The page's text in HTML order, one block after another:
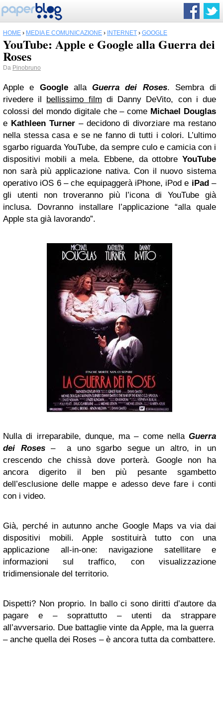
HOME › MEDIA E COMUNICAZIONE › INTERNET › GOOGLE
YouTube: Apple e Google alla Guerra dei
Roses
Da Pinobruno
Apple e Googlealla Guerra dei Roses. Sembra di
rivedere il bellissimo film di Danny DeVito, con i due
colossi del mondo digitale che – come Michael Douglas
e Kathleen Turner– decidono di divorziare ma restano
nella stessa casa e se ne fanno di tutti i colori. L’ultimo
sgarbo riguarda YouTube, da sempre culo e camicia con i
dispositivi mobili a mela. Ebbene, da ottobre YouTube
non sarà più applicazione nativa. Con il nuovo sistema
operativo iOS 6 – che equipaggerà iPhone, iPod e iPad–
gli utenti non troveranno più l’icona di YouTube già
inclusa. Dovranno installare l’applicazione “alla quale
Apple sta già lavorando”.
Nulla di irreparabile, dunque, ma – come nella Guerra
dei Roses– a uno sgarbo segue un altro, in un
crescendo che chissà dove porterà. Google non ha
ancora digerito il ben più pesante sgambetto
dell’esclusione delle mappe e adesso deve fare i conti
con i video.
Già, perché in autunno anche Google Maps va via dai
dispositivi mobili. Apple sostituirà tutto con una
applicazione all-in-one: navigazione satellitare e
informazioni sul traffico, con visualizzazione
tridimensionale del territorio.
Dispetti? Non proprio. In ballo ci sono diritti d’autore da
pagare e – soprattutto – utenti da strappare
all’avversario. Due battaglie vinte da Apple, ma la guerra
– anche quella dei Roses – è ancora tutta da combattere.